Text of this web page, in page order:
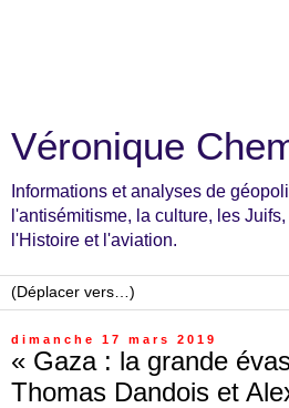
Véronique
Informations et analyses de
l'antisémitisme, la culture, les
l'Histoire et l'aviation.
dimanche 17 mars 2019
« Gaza : la grande
Thomas Dandois et